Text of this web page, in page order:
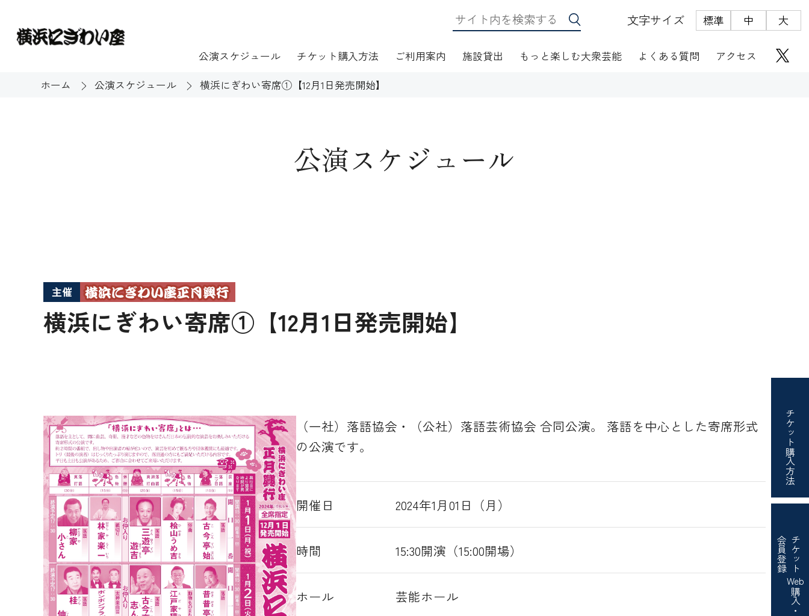
文字サイズ 標準 中 大
公演スケジュール チケット購入方法 ご利用案内
開館時間・休館日・アクセス フロアマップ
施設貸出
施設資料
もっと楽しむ大衆芸能
ワークショップ
よくある質問 アクセス
チケット
購入方法
チケット
Web
購入・
会員登録
ホーム 公演スケジュール 横浜にぎわい寄席①【12月1日発売開始】
公演スケジュール
主催
横浜にぎわい寄席①【12月1日発売開始】
（一社）落語協会・（公社）落語芸術協会 合同公演。 落語を中心とした寄席形式
の公演です。
開催日 2024年1月01日（月）
時間 15:30開演（15:00開場）
ホール 芸能ホール